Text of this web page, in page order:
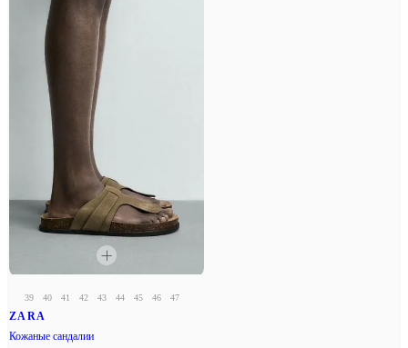
39 40 41 42 43 44 45 46 47
ZARA
Кожаные сандалии